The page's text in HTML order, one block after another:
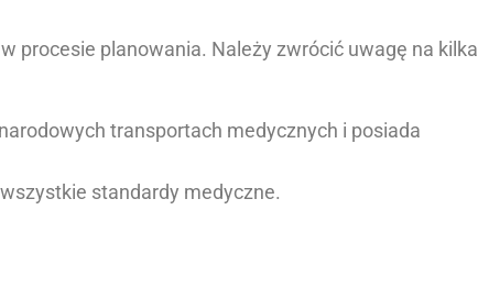
procesie planowania. Należy zwrócić uwagę na kilka
transportach medycznych i posiada
standardy medyczne.